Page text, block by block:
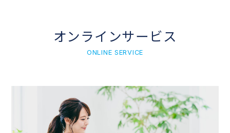
【注意喚起】「サポート詐欺」にご注意下さい
種預金規定等の改定について
オンラインサービス
ONLINE SERVICE